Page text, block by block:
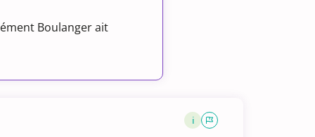
Boulanger ait
i